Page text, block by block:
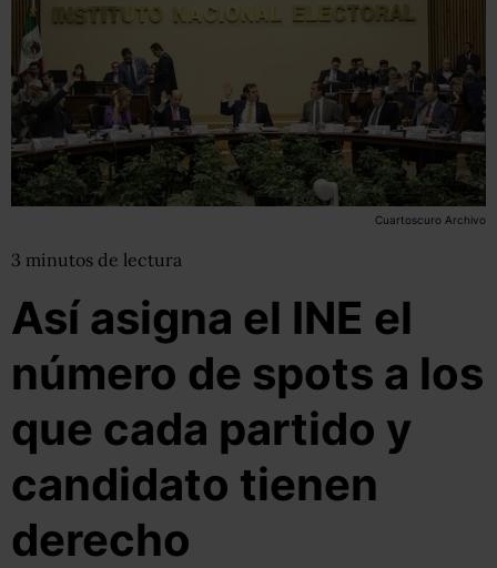
Cuartoscuro Archivo
3 minutos de lectura
Así asigna el INE el
número de spots a los
que cada partido y
candidato tienen
derecho